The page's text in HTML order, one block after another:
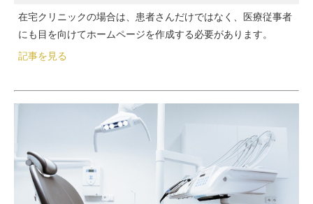
在宅クリニックの場合は、患者さんだけではなく、医療従事者
にも目を向けてホームページを作成する必要があります。
記事を見る